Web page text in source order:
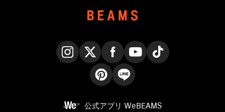
公式アプリ WeBEAMS